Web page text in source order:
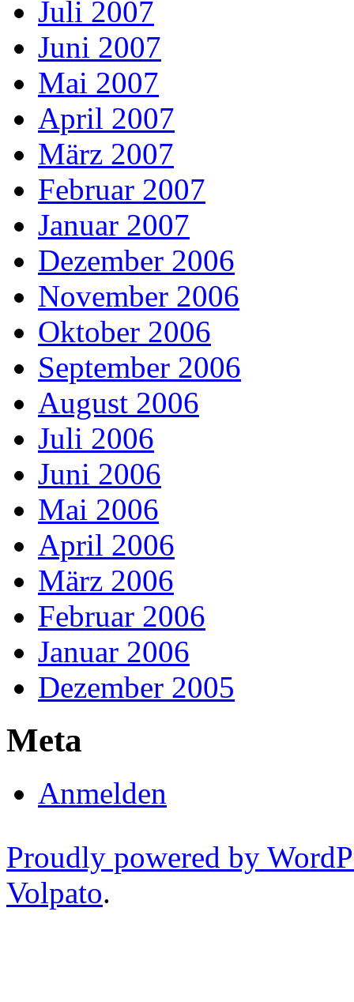
Juli 2007
Juni 2007
Mai 2007
April 2007
März 2007
Februar 2007
Januar 2007
Dezember 2006
November 2006
Oktober 2006
September 2006
August 2006
Juli 2006
Juni 2006
Mai 2006
April 2006
März 2006
Februar 2006
Januar 2006
Dezember 2005
Meta
Anmelden
Proudly powered by
Volpato.